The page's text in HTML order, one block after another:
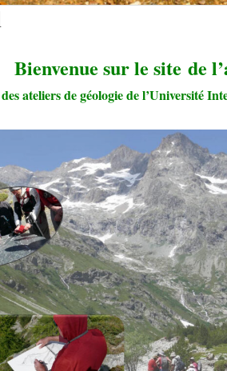
Bienvenue sur le site de
ateliers de géologie de l’Université